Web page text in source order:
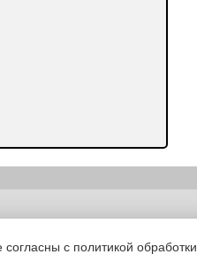
|E-mail
с политикой обработки,